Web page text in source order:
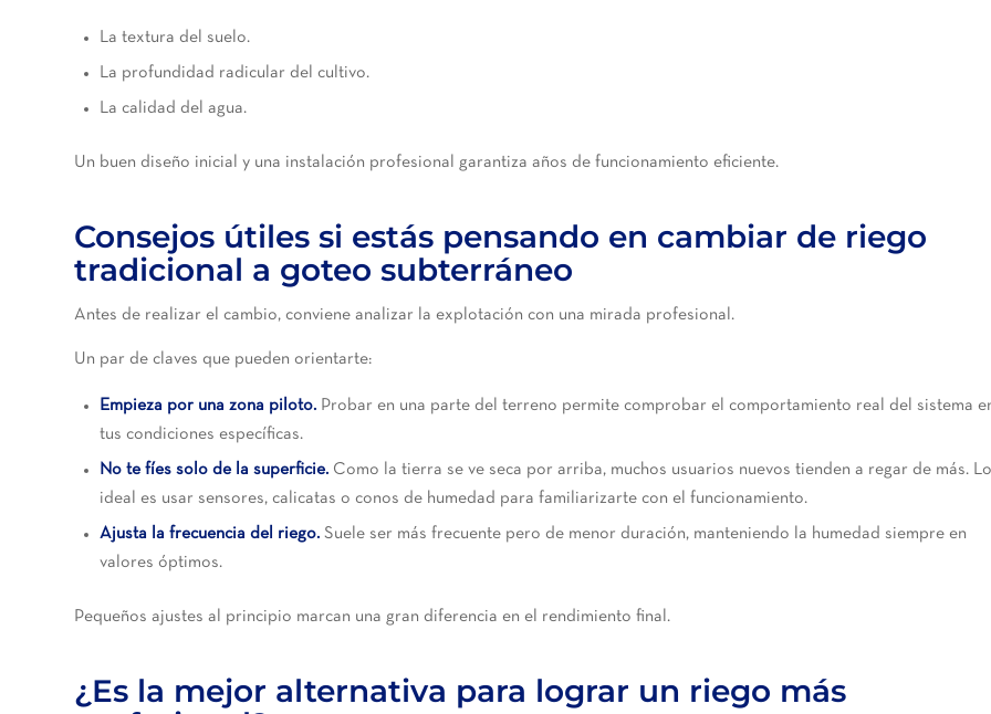
La textura del suelo.
La profundidad radicular del cultivo.
La calidad del agua.
Un buen diseño inicial y una instalación profesional garantiza años de funcionamiento eficiente.
Consejos útiles si estás pensando en cambiar de riego
tradicional a goteo subterráneo
Antes de realizar el cambio, conviene analizar la explotación con una mirada profesional.
Un par de claves que pueden orientarte:
Empieza por una zona piloto. Probar en una parte del terreno permite comprobar el comportamiento real del sistema
tus condiciones específicas.
No te fíes solo de la superficie. Como la tierra se ve seca por arriba, muchos usuarios nuevos tienden a regar de más. Lo
ideal es usar sensores, calicatas o conos de humedad para familiarizarte con el funcionamiento.
Ajusta la frecuencia del riego. Suele ser más frecuente pero de menor duración, manteniendo la humedad siempre en
valores óptimos.
Pequeños ajustes al principio marcan una gran diferencia en el rendimiento final.
¿Es la mejor alternativa para lograr un riego más